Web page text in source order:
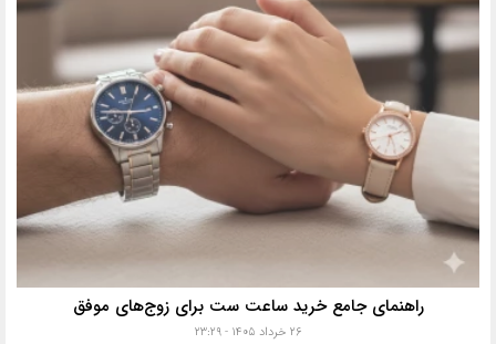
راهنمای جامع خرید ساعت ست برای زوج‌های موفق
۲۶ خرداد ۱۴۰۵ - ۲۳:۲۹